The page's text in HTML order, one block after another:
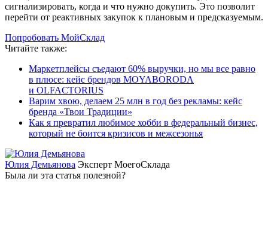
сигнализировать, когда и что нужно докупить. Это позволит
перейти от реактивных закупок к плановым и предсказуемым.
Попробовать МойСклад
Читайте также:
Маркетплейсы съедают 60% выручки, но мы все равно
в плюсе: кейс брендов MOYABORODA
и OLFACTORIUS
Варим хвою, делаем 25 млн в год без рекламы: кейс
бренда «Твои Традиции»
Как я превратил любимое хобби в федеральный бизнес,
который не боится кризисов и межсезонья
Юлия Демьянова Эксперт МоегоСклада
Была ли эта статья полезной?